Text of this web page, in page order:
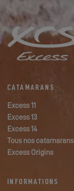
CATAMARANS
Excess 11
Excess 13
Excess 14
Tous nos catamarans
Excess Origins
INFORMATIONS